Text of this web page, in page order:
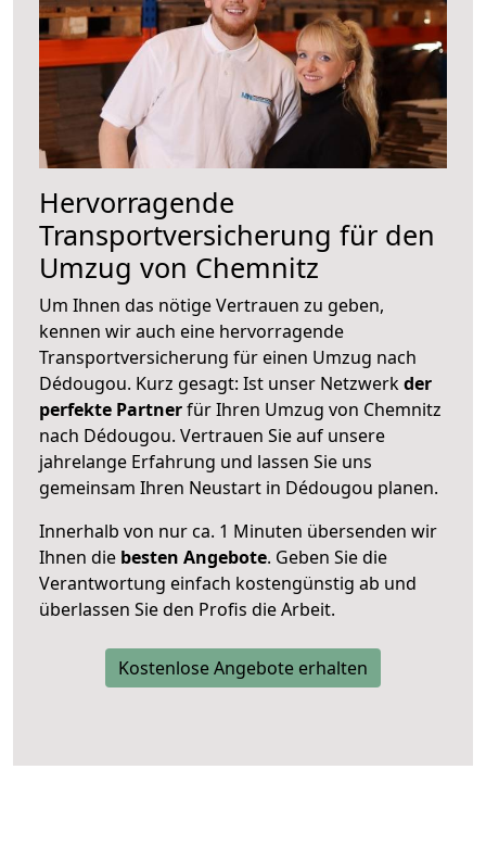
Hervorragende
Transportversicherung für den
Umzug von Chemnitz
Um Ihnen das nötige Vertrauen zu geben,
kennen wir auch eine hervorragende
Transportversicherung für einen Umzug nach
Dédougou. Kurz gesagt: Ist unser Netzwerkder
perfekte Partnerfür Ihren Umzug von Chemnitz
nach Dédougou. Vertrauen Sie auf unsere
jahrelange Erfahrung und lassen Sie uns
gemeinsam Ihren Neustart in Dédougou planen.
Innerhalb von nur ca. 1 Minuten übersenden wir
Ihnen die besten Angebote. Geben Sie die
Verantwortung einfach kostengünstig ab und
überlassen Sie den Profis die Arbeit.
Kostenlose Angebote erhalten